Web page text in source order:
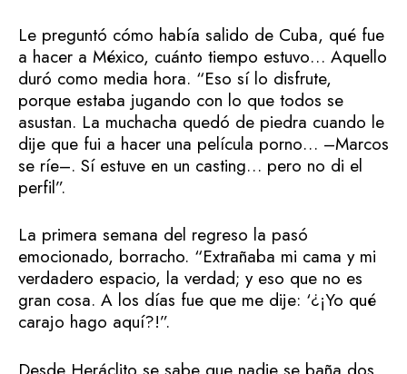
Le preguntó cómo había salido de Cuba, qué fue
a hacer a México, cuánto tiempo estuvo… Aquello
duró como media hora. “Eso sí lo disfrute,
porque estaba jugando con lo que todos se
asustan. La muchacha quedó de piedra cuando le
dije que fui a hacer una película porno… –Marcos
se ríe–. Sí estuve en un casting… pero no di el
perfil”.
La primera semana del regreso la pasó
emocionado, borracho. “Extrañaba mi cama y mi
verdadero espacio, la verdad; y eso que no es
gran cosa. A los días fue que me dije: ‘¿¡Yo qué
carajo hago aquí?!”.